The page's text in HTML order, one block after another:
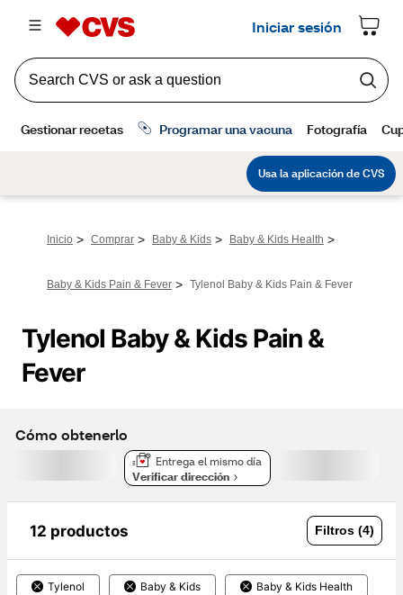
Inicio > Comprar > Baby & Kids > Baby & Kids Health >
Baby & Kids Pain & Fever > Tylenol Baby & Kids Pain & Fever
Tylenol Baby & Kids Pain &
Fever
Cómo obtenerlo
Entrega el mismo día
Verificar dirección
12 productos Filtros (4)
Tylenol Baby & Kids Baby & Kids Health